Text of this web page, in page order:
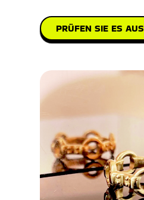
PRÜFEN SIE ES AUS